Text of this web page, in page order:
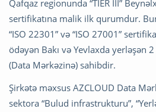
Qafqaz regionunda “TIER III”
sertifikatına malik ilk qurumdur.
“ISO 22301” və “ISO 27001”
ödəyən Bakı və Yevlaxda yerləşən
(Data Mərkəzinə) sahibdir.
Şirkətə məxsus AZCLOUD Data
sektora “Bulud infrastrukturu”,